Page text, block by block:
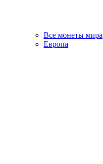
Все монеты мира
Европа